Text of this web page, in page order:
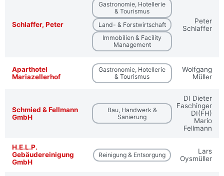
Schlaffer, Peter
Gastronomie, Hotellerie
& Tourismus
Land- & Forstwirtschaft
Immobilien & Facility
Management
Peter
Schlaffer
Aparthotel
Mariazellerhof
Gastronomie, Hotellerie
& Tourismus
Wolfgang
Müller
Schmied & Fellmann
GmbH
Bau, Handwerk &
Sanierung
DI Dieter
Faschinger
DI(FH)
Mario
Fellmann
H.E.L.P.
Gebäudereinigung
GmbH
Reinigung & Entsorgung
Lars
Oysmüller